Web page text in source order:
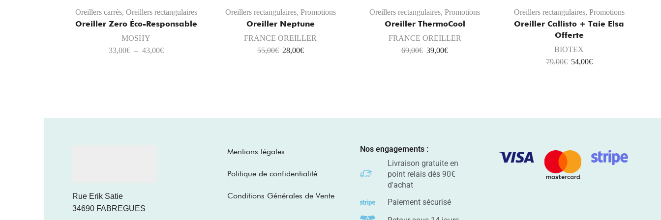
Oreillers carrés, Oreillers rectangulaires
Oreiller Zero Éco-Responsable
MOSHY
33,00€ – 43,00€
Oreillers rectangulaires, Promotions
Oreiller Neptune
FRANCE OREILLER
55,00€ 28,00€
Oreillers rectangulaires,Promotions
Oreiller ThermoCool
FRANCE OREILLER
69,00€ 39,00€
Oreillers rectangulaires, Promotions
Oreiller Callisto + Taie Elsa
Offerte
BIOTEX
79,00€ 54,00€
Rue Erik Satie
34690 FABREGUES
Mentions légales
Politique de confidentialité
Conditions Générales de Vente
Nos engagements :
Livraison gratuite en
point relais dès 90€
d'achat
Paiement sécurisé